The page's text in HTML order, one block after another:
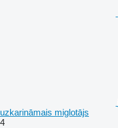
uzkarināmais miglotājs
4